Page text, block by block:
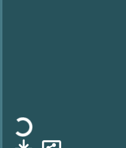
Φόρτωση...